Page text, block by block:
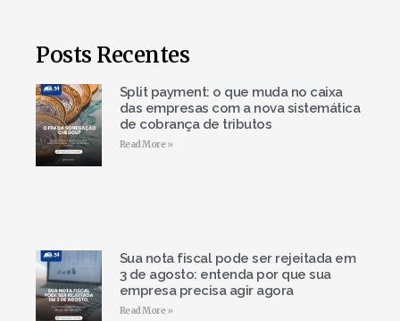
Posts Recentes
Split payment: o que muda no caixa
das empresas com a nova sistemática
de cobrança de tributos
Read More »
Sua nota fiscal pode ser rejeitada em
3 de agosto: entenda por que sua
empresa precisa agir agora
Read More »